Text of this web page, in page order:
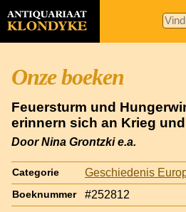
Onze boeken
Feuersturm und
erinnern sich an Krieg
Door Nina Grontzki e.a.
Categorie Geschiedenis
Boeknummer #252812